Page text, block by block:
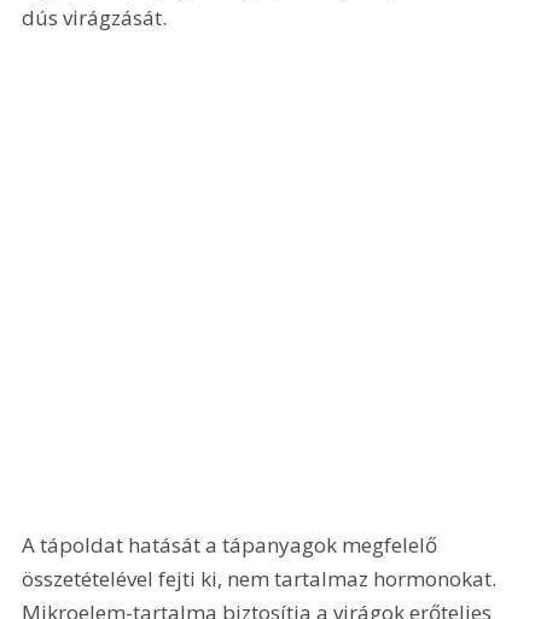
dús virágzását.
A tápoldat hatását a tápanyagok megfelelő
összetételével fejti ki, nem tartalmaz hormonokat.
Mikroelem-tartalma biztosítja a virágok erőteljes